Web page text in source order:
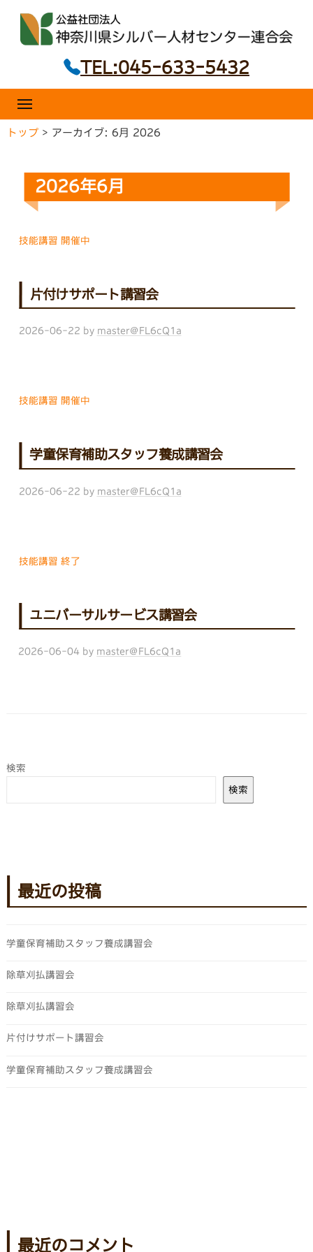
ス
TEL:045-633-5432
メ
ニ
ュ
トップ> アーカイブ: 6月 2026
2026年6月
技能講習 開催中
片付けサポート講習会
2026-06-22 by master@FL6cQ1a
技能講習 開催中
学童保育補助スタッフ養成講習会
2026-06-22 by master@FL6cQ1a
技能講習 終了
ユニバーサルサービス講習会
2026-06-04 by master@FL6cQ1a
検索
検索
最近の投稿
学童保育補助スタッフ養成講習会
除草刈払講習会
除草刈払講習会
片付けサポート講習会
学童保育補助スタッフ養成講習会
最近のコメント
ュ
ー